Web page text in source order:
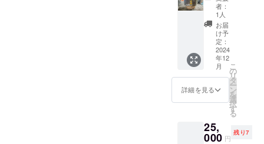
や高温
多湿を
避けて
くださ
い(夏季
は冷蔵
庫に入
れてく
ださ
い。)。
・数
量：1点
量：約
450g
行うこ
とか
ら、国
内黒糖
生産量
のう
ち、わ
ずか
程しか
つくる
い希少
品で
援金は
すべて
釜や施
設の修
復に活
用し、
次世代
へ伝統
文化を
引き継
新調す
る釜
に、支
援者様
のお名
（ニッ
クネー
ム）を
刻み込
みま
す。釜
に末永
く使い
者：
1人
お届
け予
定：
2024
年12
月
詳細を見る
こ
の
リ
タ
ー
ン
を
選
択
す
る
25,
000 円
残り7